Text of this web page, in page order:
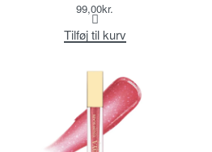
99,00kr.
Tilføj til kurv